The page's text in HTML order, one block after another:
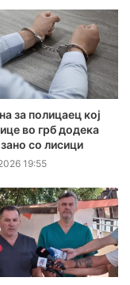
за полицаец кој
во грб додека
со лисици
19:55